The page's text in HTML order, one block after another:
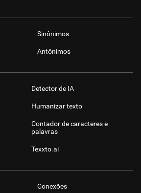
Sinônimos
Antônimos
Detector de IA
Humanizar texto
Contador de caracteres e
palavras
Texxto.ai
Conexões